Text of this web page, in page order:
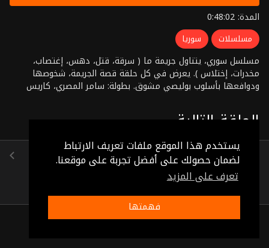
يستخدم هذا الموقع ملفات تعريف الارتباط
لضمان حصولك على أفضل تجربة على موقعنا.
تعرف على المزيد
فهمتها
المدة: 0:48:02
مسلسلات سوريا
مسلسل سوري، يتناول جريمة ما ( سرقة، قتل، دهس، إغتصاب،
مخدرات، إختلاس ). يعرض في كل حلقة قصة الجريمة، شخوصها
ودوافعها بأسلوب بوليصي مشوق. بطولة: سامر المصري، كاريس
الحلقة التالية
الشاهد
(0:52:28)